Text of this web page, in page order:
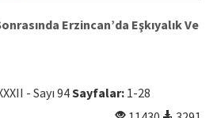
Erzincan’da Eşkıyalık Ve
- Sayı 94Sayfalar: 1-28